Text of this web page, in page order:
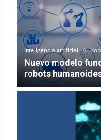
Inteligencia artificial
Nuevo modelo
robots